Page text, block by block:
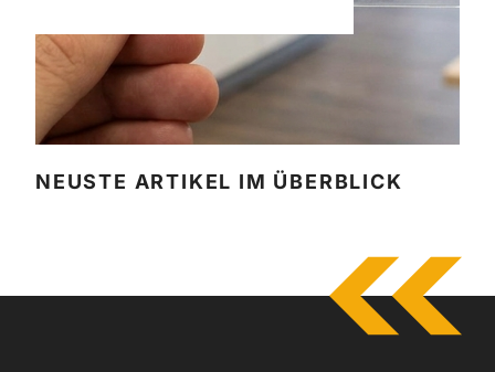
NEUSTE ARTIKEL IM ÜBERBLICK